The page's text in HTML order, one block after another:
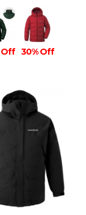
Off 30% Off